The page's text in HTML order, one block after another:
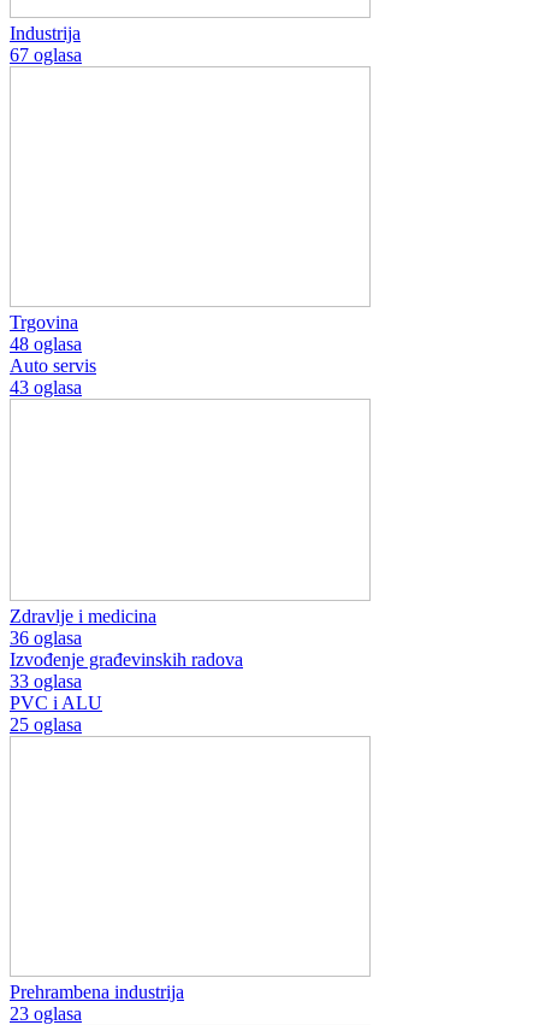
Industrija
67 oglasa
Trgovina
48 oglasa
Auto servis
43 oglasa
Zdravlje i medicina
36 oglasa
Izvođenje građevinskih radova
33 oglasa
PVC i ALU
25 oglasa
Prehrambena industrija
23 oglasa